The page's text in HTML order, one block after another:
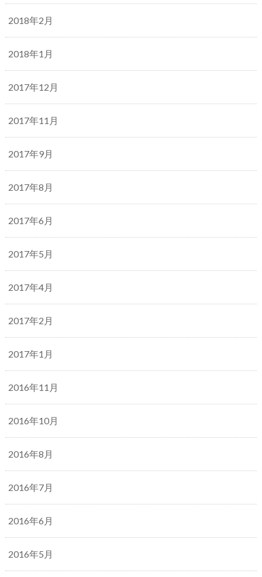
2018年2月
2018年1月
2017年12月
2017年11月
2017年9月
2017年8月
2017年6月
2017年5月
2017年4月
2017年2月
2017年1月
2016年11月
2016年10月
2016年8月
2016年7月
2016年6月
2016年5月